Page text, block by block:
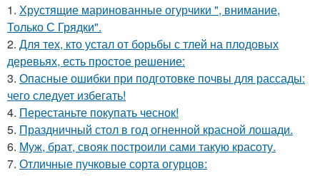
1. Хрустящие маринованные огурчики ", внимание,
Только С Грядки".
2. Для тех, кто устал от борьбы с тлей на плодовых
деревьях, есть простое решение:
3. Опасные ошибки при подготовке почвы для рассады:
чего следует избегать!
4. Перестаньте покупать чеснок!
5. Праздничный стол в год огненной красной лошади.
6. Муж, брат, свояк построили сами такую красоту.
7. Отличные пучковые сорта огурцов: